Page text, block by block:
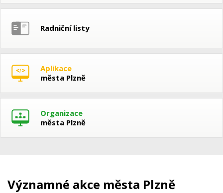
Radniční listy
Aplikace
města Plzně
Organizace
města Plzně
Významné akce města Plzně